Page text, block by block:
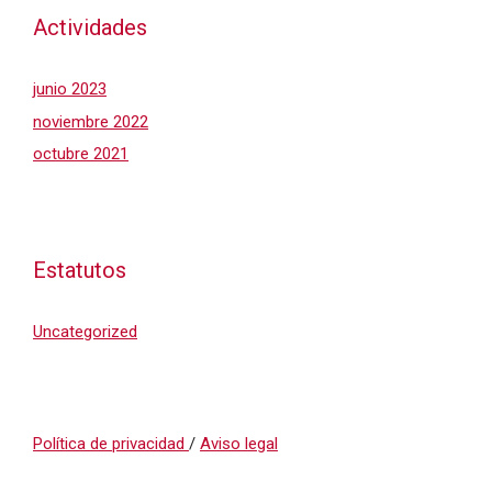
Actividades
junio 2023
noviembre 2022
octubre 2021
Estatutos
Uncategorized
Política de privacidad / Aviso legal